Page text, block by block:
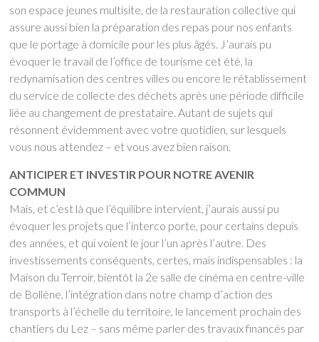
son espace jeunes multisite, de la restauration collective qui
assure aussi bien la préparation des repas pour nos enfants
que le portage à domicile pour les plus âgés. J’aurais pu
évoquer le travail de l’office de tourisme cet été, la
redynamisation des centres villes ou encore le rétablissement
du service de collecte des déchets après une période difficile
liée au changement de prestataire. Autant de sujets qui
résonnent évidemment avec votre quotidien, sur lesquels
vous nous attendez – et vous avez bien raison.
ANTICIPER ET INVESTIR POUR NOTRE AVENIR
COMMUN
Mais, et c’est là que l’équilibre intervient, j’aurais aussi pu
évoquer les projets que l’interco porte, pour certains depuis
des années, et qui voient le jour l’un après l’autre. Des
investissements conséquents, certes, mais indispensables : la
Maison du Terroir, bientôt la 2e salle de cinéma en centre-ville
de Bollène, l’intégration dans notre champ d’action des
transports à l’échelle du territoire, le lancement prochain des
chantiers du Lez – sans même parler des travaux financés par